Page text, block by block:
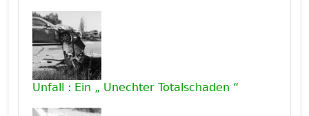
Unfall : Ein „ Unechter Totalschaden “